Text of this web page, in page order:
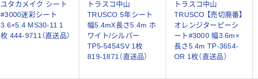
ユタカメイク シート
#3000迷彩シート
3.6×5.4 MS30-11 1
枚 444-9711（直送品）
トラスコ中山
TRUSCO 5年シート
幅5.4mX長さ5.4m ホ
ワイト/シルバー
TP5-5454SV 1枚
819-1871（直送品）
トラスコ中山
TRUSCO 【売切廃番】
オレンジターピーシ
ート#3000 幅3.6m×
長さ5.4m TP-3654-
OR 1枚（直送品）